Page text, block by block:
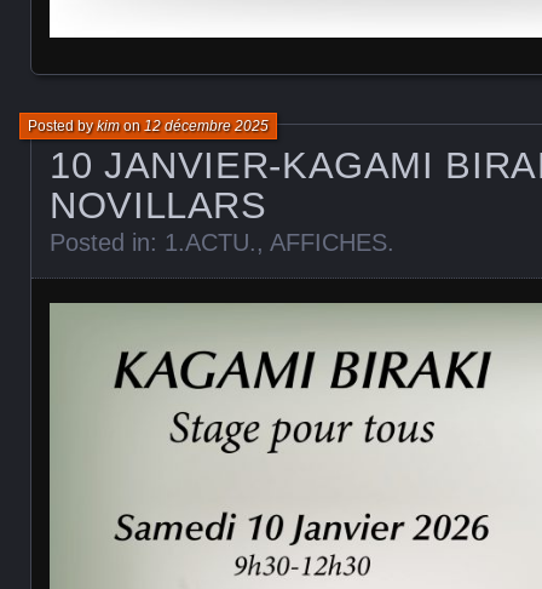
10 JANVIER-KAGAMI
NOVILLARS
Posted bykimon12 décembre 2025
Posted in: 1.ACTU., AFFICHES.